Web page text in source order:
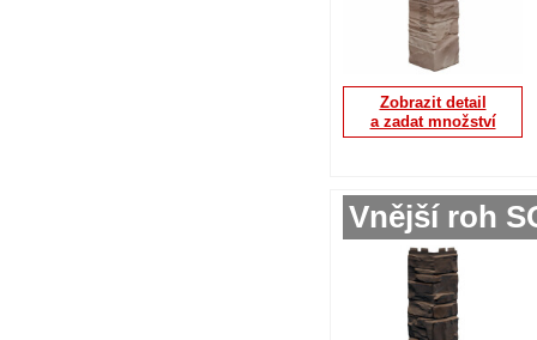
Zobrazit detail
a zadat množství
Vnější roh